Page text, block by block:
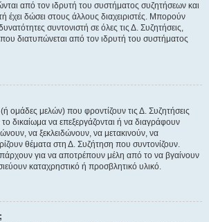
από τον ιδρυτή του συστήματος συζητήσεων και
έχει δώσει στους άλλους διαχειριστές. Μπορούν
συντονιστή σε όλες τις Δ. Συζητήσεις,
που διατυπώνεται από τον ιδρυτή του συστήματος
(ή ομάδες μελών) που φροντίζουν τις Δ. Συζητήσεις
δικαίωμα να επεξεργάζονται ή να διαγράφουν
να ξεκλειδώνουν, να μετακινούν, να
θέματα στη Δ. Συζήτηση που συντονίζουν.
για να αποτρέπουν μέλη από το να βγαίνουν
καταχρηστικό ή προσβλητικό υλικό.